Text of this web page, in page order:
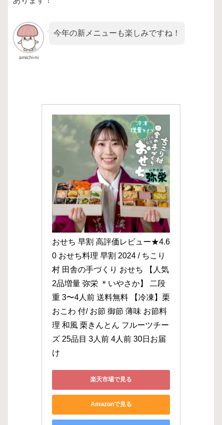
amichi-ni
今年の新メニューも楽しみですね！
おせち 早割 高評価レビュー★4.6
0 おせち料理 早割 2024 / ちこり
村 田舎の手づくり おせち 【人気
2品増量 弥栄 ＊いやさか】 二段
重 3〜4人前 送料無料 【冷凍】栗
おこわ 付/ お節 御節 薄味 お節料
理 和風 栗きんとん フルーツチー
ズ 25品目 3人前 4人前 30日お届
け
楽天市場で見る
Amazonで見る